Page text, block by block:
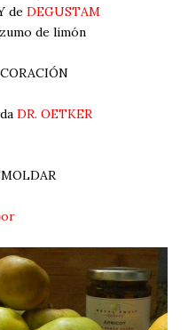
de DEGUSTAM
de limón
DR. OETKER